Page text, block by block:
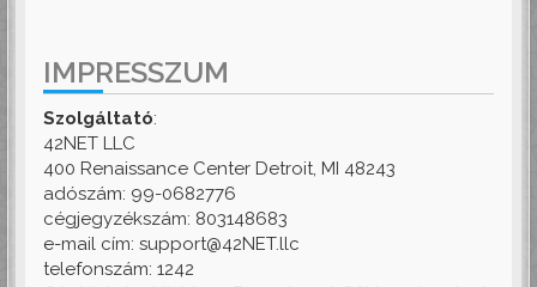
IMPRESSZUM
Szolgáltató:
42NET LLC
400 Renaissance Center Detroit, MI 48243
adószám: 99-0682776
cégjegyzékszám: 803148683
e-mail cím: support@42NET.llc
telefonszám: 1242